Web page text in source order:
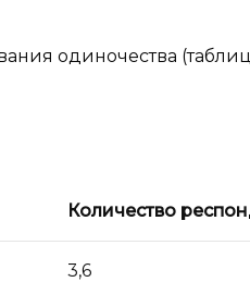
одиночества
Количество
3,6